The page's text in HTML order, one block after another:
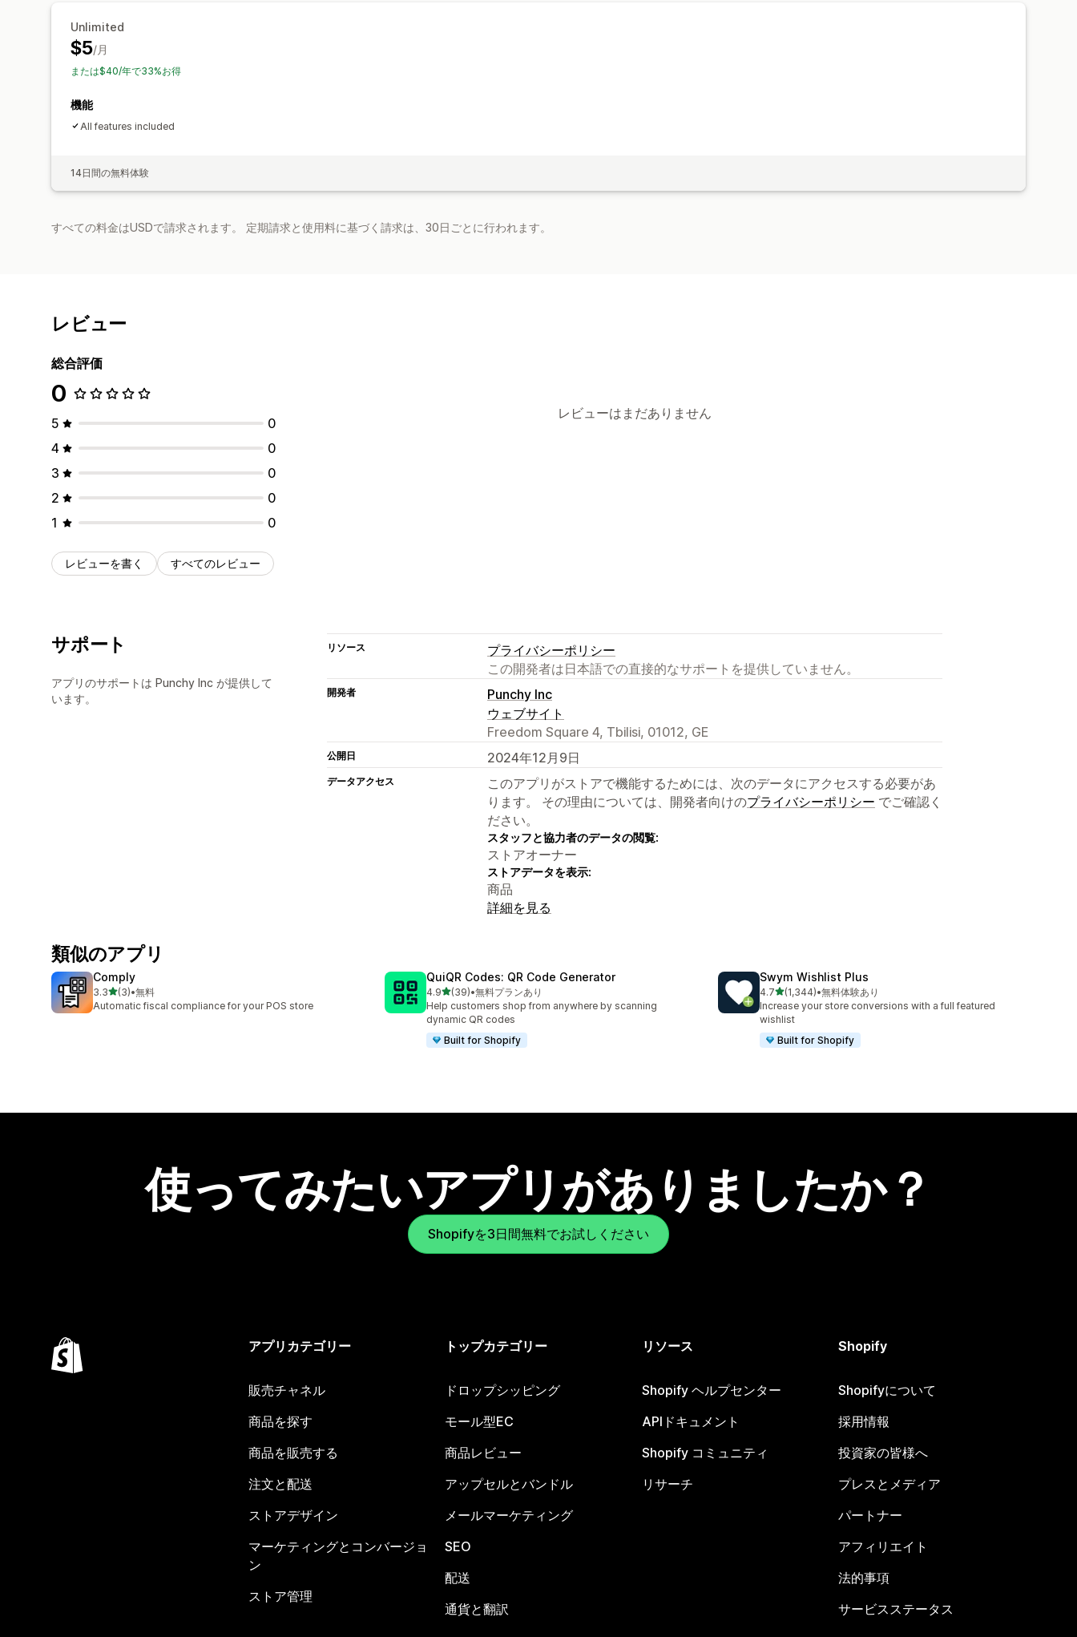
Unlimited
$5/月
または$40/年で33%お得
機能
All features included
14日間の無料体験
すべての料金はUSDで請求されます。 定期請求と使用料に基づく請求は、30日ごとに行われます。
レビュー
総合評価
0
5
0
4
0
3
0
2
0
1
0
レビューを書く すべてのレビュー
レビューはまだありません
サポート
アプリのサポートは Punchy Inc が提供して
います。
リソース
プライバシーポリシー
この開発者は日本語での直接的なサポートを提供していません。
開発者
Punchy Inc
ウェブサイト
Freedom Square 4, Tbilisi, 01012, GE
公開日 2024年12月9日
データアクセス
このアプリがストアで機能するためには、次のデータにアクセスする必要があ
ります。 その理由については、開発者向けのプライバシーポリシー でご確認く
ださい。
スタッフと協力者のデータの閲覧:
ストアオーナー
ストアデータを表示:
商品
詳細を見る
類似のアプリ
Comply
3.35つ星中
(3)
合計レビュー数：3件
•無料
Automatic fiscal compliance for your POS store
QuiQR Codes: QR Code Generator
4.95つ星中
(39)
合計レビュー数：39件
•無料プランあり
Help customers shop from anywhere by scanning
dynamic QR codes
Built for Shopify
Swym Wishlist Plus
4.75つ星中
(1,344)
合計レビュー数：1344件
•無料体験あり
Increase your store conversions with a full featured
wishlist
Built for Shopify
使ってみたいアプリがありましたか？
Shopifyを3日間無料でお試しください
アプリカテゴリー
販売チャネル
商品を探す
商品を販売する
注文と配送
ストアデザイン
マーケティングとコンバージョ
ン
ストア管理
トップカテゴリー
ドロップシッピング
モール型EC
商品レビュー
アップセルとバンドル
メールマーケティング
SEO
配送
通貨と翻訳
リソース
Shopify ヘルプセンター
APIドキュメント
Shopify コミュニティ
リサーチ
Shopify
Shopifyについて
採用情報
投資家の皆様へ
プレスとメディア
パートナー
アフィリエイト
法的事項
サービスステータス